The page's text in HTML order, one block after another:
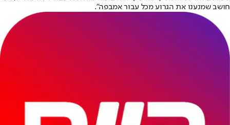
חושב שמנענו את הגרוע מכל עבור אמבפה".